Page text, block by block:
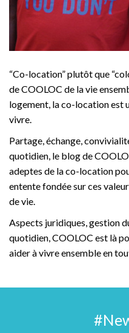
“Co-location” plutôt que
de COOLOC de la vie
logement, la co-location est
vivre.
Partage, échange,
quotidien, le blog de
adeptes de la co-location
entente fondée sur ces
de vie.
Aspects juridiques, gestion
quotidien, COOLOC est là
aider à vivre ensemble en